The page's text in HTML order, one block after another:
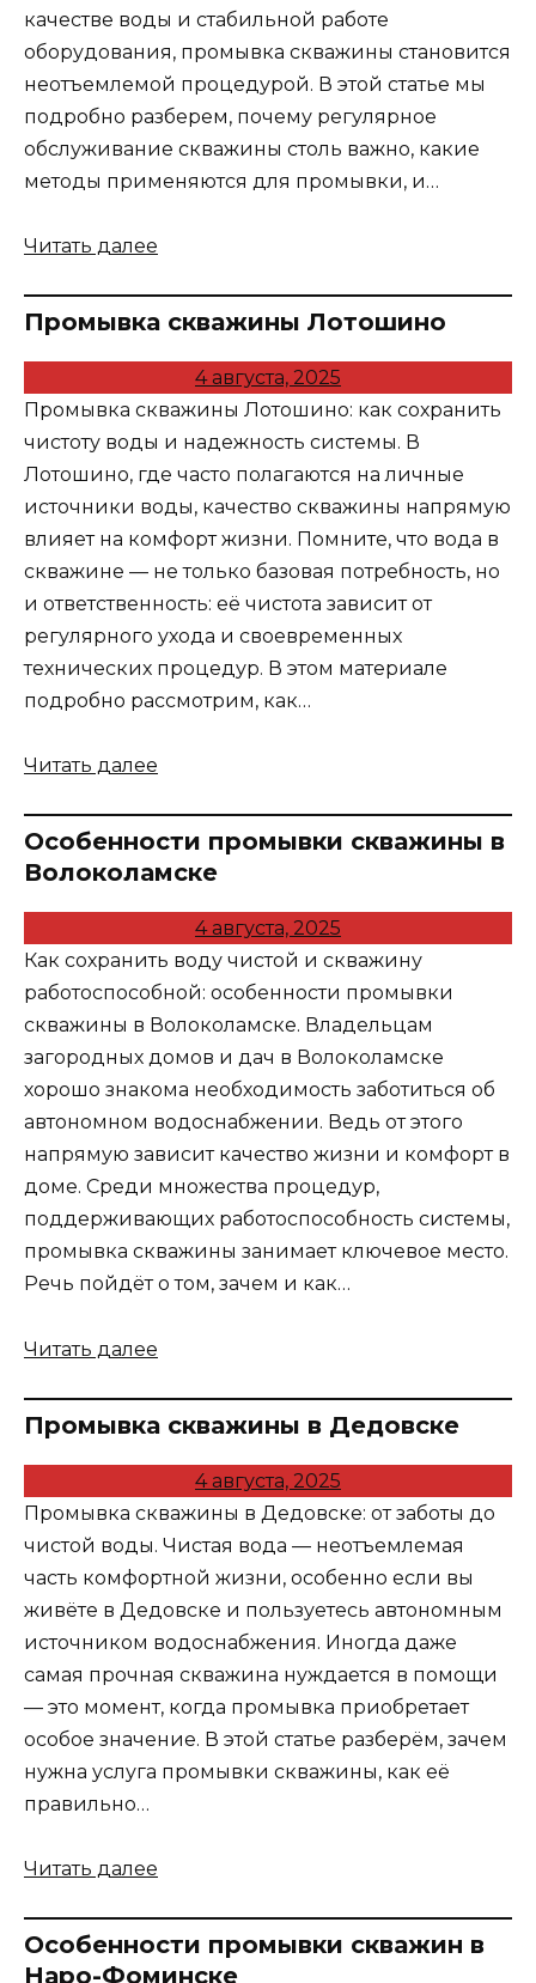
качестве воды и стабильной работе
оборудования, промывка скважины становится
неотъемлемой процедурой. В этой статье мы
подробно разберем, почему регулярное
обслуживание скважины столь важно, какие
методы применяются для промывки, и…
Читать далее
Промывка скважины Лотошино
4 августа, 2025
Промывка скважины Лотошино: как сохранить
чистоту воды и надежность системы. В
Лотошино, где часто полагаются на личные
источники воды, качество скважины напрямую
влияет на комфорт жизни. Помните, что вода в
скважине — не только базовая потребность, но
и ответственность: её чистота зависит от
регулярного ухода и своевременных
технических процедур. В этом материале
подробно рассмотрим, как…
Читать далее
Особенности промывки скважины в
Волоколамске
4 августа, 2025
Как сохранить воду чистой и скважину
работоспособной: особенности промывки
скважины в Волоколамске. Владельцам
загородных домов и дач в Волоколамске
хорошо знакома необходимость заботиться об
автономном водоснабжении. Ведь от этого
напрямую зависит качество жизни и комфорт в
доме. Среди множества процедур,
поддерживающих работоспособность системы,
промывка скважины занимает ключевое место.
Речь пойдёт о том, зачем и как…
Читать далее
Промывка скважины в Дедовске
4 августа, 2025
Промывка скважины в Дедовске: от заботы до
чистой воды. Чистая вода — неотъемлемая
часть комфортной жизни, особенно если вы
живёте в Дедовске и пользуетесь автономным
источником водоснабжения. Иногда даже
самая прочная скважина нуждается в помощи
— это момент, когда промывка приобретает
особое значение. В этой статье разберём, зачем
нужна услуга промывки скважины, как её
правильно…
Читать далее
Особенности промывки скважин в
Наро-Фоминске